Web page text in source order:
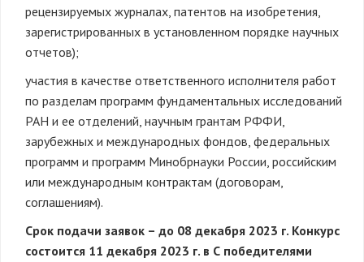
рецензируемых журналах, патентов на изобретения,
зарегистрированных в установленном порядке научных
отчетов);
участия в качестве ответственного исполнителя работ
по разделам программ фундаментальных исследований
РАН и ее отделений, научным грантам РФФИ,
зарубежных и международных фондов, федеральных
программ и программ Минобрнауки России, российским
или международным контрактам (договорам,
соглашениям).
Срок подачи заявок – до 08 декабря 2023 г. Конкурс
состоится 11 декабря 2023 г. в С победителями